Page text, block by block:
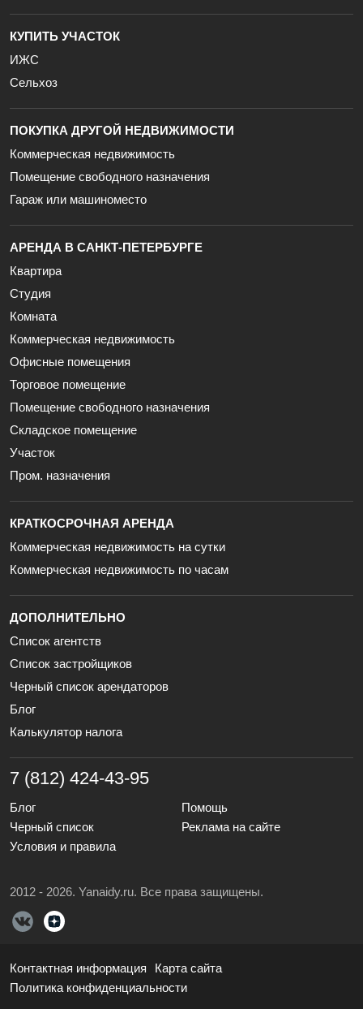
КУПИТЬ УЧАСТОК
ИЖС
Сельхоз
ПОКУПКА ДРУГОЙ НЕДВИЖИМОСТИ
Коммерческая недвижимость
Помещение свободного назначения
Гараж или машиноместо
АРЕНДА В САНКТ-ПЕТЕРБУРГЕ
Квартира
Студия
Комната
Коммерческая недвижимость
Офисные помещения
Торговое помещение
Помещение свободного назначения
Складское помещение
Участок
Пром. назначения
КРАТКОСРОЧНАЯ АРЕНДА
Коммерческая недвижимость на сутки
Коммерческая недвижимость по часам
ДОПОЛНИТЕЛЬНО
Список агентств
Список застройщиков
Черный список арендаторов
Блог
Калькулятор налога
7 (812) 424-43-95
Блог
Помощь
Черный список
Реклама на сайте
Условия и правила
2012 - 2026. Yanaidy.ru. Все права защищены.
Контактная информация
Карта сайта
Политика конфиденциальности